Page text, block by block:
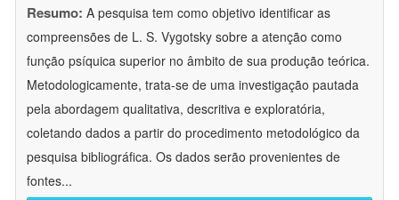
Resumo: A pesquisa tem como objetivo identificar as
compreensões de L. S. Vygotsky sobre a atenção como
função psíquica superior no âmbito de sua produção teórica.
Metodologicamente, trata-se de uma investigação pautada
pela abordagem qualitativa, descritiva e exploratória,
coletando dados a partir do procedimento metodológico da
pesquisa bibliográfica. Os dados serão provenientes de
fontes...